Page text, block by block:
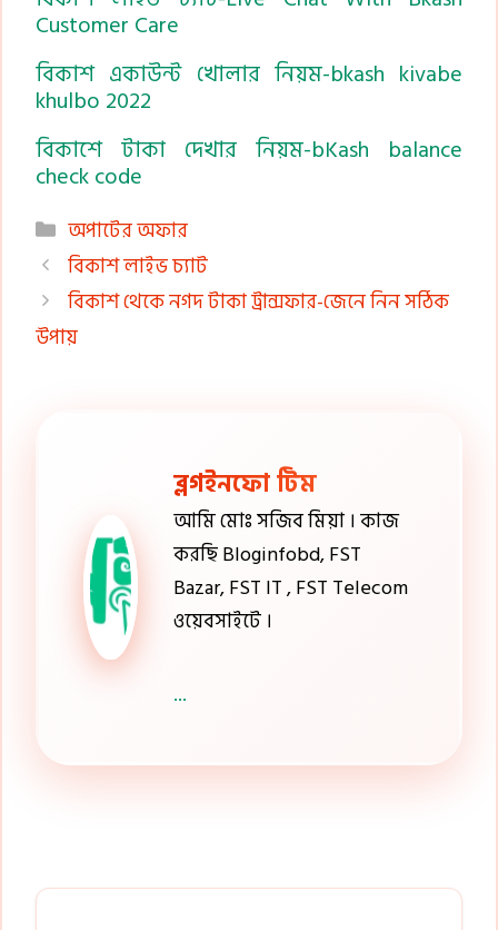
Customer Care
বিকাশ একাউন্ট খোলার নিয়ম-bkash kivabe
khulbo 2022
বিকাশে টাকা দেখার নিয়ম-bKash balance
check code
Categories
অপাটের অফার
বিকাশ লাইভ চ্যাট
বিকাশ থেকে নগদ টাকা ট্রান্সফার-জেনে নিন সঠিক
উপায়
ব্লগইনফো টিম
আমি মোঃ সজিব মিয়া । কাজ
করছি Bloginfobd, FST
Bazar, FST IT , FST Telecom
ওয়েবসাইটে ।
...